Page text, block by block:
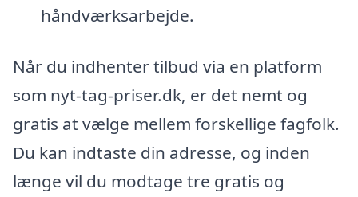
håndværksarbejde.
Når du indhenter tilbud via en platform
som nyt-tag-priser.dk, er det nemt og
gratis at vælge mellem forskellige fagfolk.
Du kan indtaste din adresse, og inden
længe vil du modtage tre gratis og